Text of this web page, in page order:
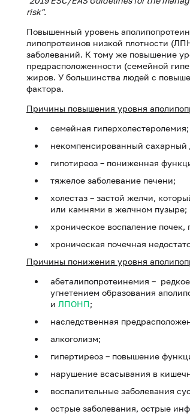
risk".
Повышенный уровень
липопротеинов низкой плотности
заболеваний. К тому же повышение
предрасположенности (семейной
жиров. У большинства людей с
фактора.
Причины повышения уровня
семейная гиперхолестеролемия;
некомпенсированный сахарный
гипотиреоз – пониженная
тяжелое заболевание печени;
холестаз – застой желчи,
или камнями в желчном пузыре;
хроническое воспаление
хроническая почечная
Причины понижения уровня
абеталипопротеинемия –
угнетением образования
и ЛПОНП;
наследственная
алкоголизм;
гипертиреоз – повышение
нарушение всасывания в
воспалительные заболевания
острые заболевания, острые